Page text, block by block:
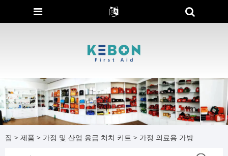
집 > 제품 > 가정 및 산업 응급 처치 키트 > 가정 의료용 가방